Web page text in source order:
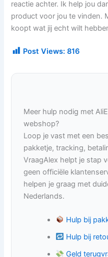
reactie achter. Ik help jou
product voor jou te vinden.
koopt wat jij echt wilt
Post Views: 816
Meer hulp nodig met
webshop?
Loop je vast met een
pakketje, tracking,
VraagAlex helpt je stap
geen officiële
helpen je graag met
Nederlands.
Hulp bij
Hulp bij
Geld